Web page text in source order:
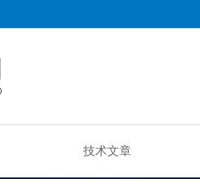
技术文章